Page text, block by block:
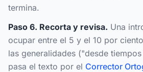
termina.
Paso 6. Recorta y revisa. Una
ocupar entre el 5 y el 10 por
las generalidades ("desde
pasa el texto por el Corrector